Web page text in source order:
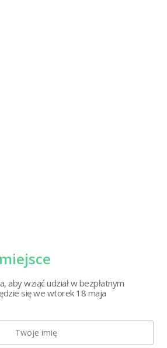
aby wziąć udział w bezpłatnym
się we wtorek 18 maja